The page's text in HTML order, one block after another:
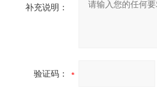
补充说明：
验证码：